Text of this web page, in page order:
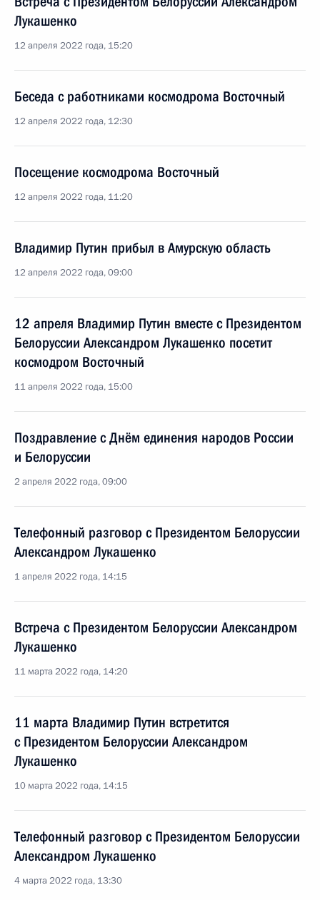
Лукашенко
12 апреля 2022 года, 15:20
Беседа с работниками космодрома Восточный
12 апреля 2022 года, 12:30
Посещение космодрома Восточный
12 апреля 2022 года, 11:20
Владимир Путин прибыл в Амурскую область
12 апреля 2022 года, 09:00
12 апреля Владимир Путин вместе с Президентом
Белоруссии Александром Лукашенко посетит
космодром Восточный
11 апреля 2022 года, 15:00
Поздравление с Днём единения народов России
и Белоруссии
2 апреля 2022 года, 09:00
Телефонный разговор с Президентом Белоруссии
Александром Лукашенко
1 апреля 2022 года, 14:15
Встреча с Президентом Белоруссии Александром
Лукашенко
11 марта 2022 года, 14:20
11 марта Владимир Путин встретится
с Президентом Белоруссии Александром
Лукашенко
10 марта 2022 года, 14:15
Телефонный разговор с Президентом Белоруссии
Александром Лукашенко
4 марта 2022 года, 13:30